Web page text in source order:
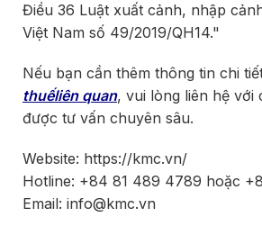
Điều 36 Luật xuất cảnh, nhập
Việt Nam số 49/2019/QH14."
Nếu bạn cần thêm thông tin chi
thuếliên quan, vui lòng liên hệ với
được tư vấn chuyên sâu.
Website: https://kmc.vn/
Hotline: +84 81 489 4789 hoặc
Email: info@kmc.vn